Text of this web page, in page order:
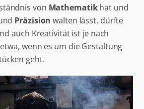
von Mathematikhat und
Präzision walten lässt, dürfte
auch Kreativität ist je nach
wenn es um die Gestaltung
geht.